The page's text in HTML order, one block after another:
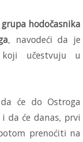
hodočasnika
, navodeći da je
učestvuju u
će do Ostroga
da će danas, prvi
prenoćiti na